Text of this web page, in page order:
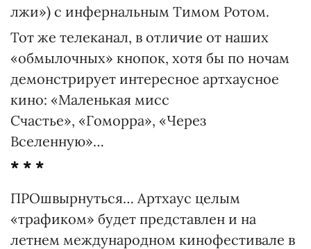
лжи») с инфернальным Тимом Ротом.
Тот же телеканал, в отличие от наших
«обмылочных» кнопок, хотя бы по ночам
демонстрирует интересное артхаусное
кино: «Маленькая мисс
Счастье», «Гоморра», «Через
Вселенную»…
* * *
ПРОшвырнуться… Артхаус целым
«трафиком» будет представлен и на
летнем международном кинофестивале в